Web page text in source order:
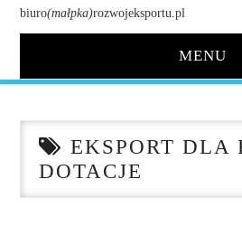
biuro(małpka)rozwojeksportu.pl
MENU
O NASEKSPORT DLA
DOTACJE